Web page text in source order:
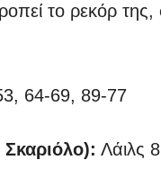
το ρεκόρ της,
64-69, 89-77
Λάιλς